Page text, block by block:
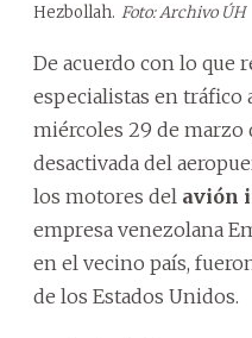
Hezbollah. Foto: Archivo ÚH
De acuerdo con lo que
especialistas en tráfico
miércoles 29 de marzo
desactivada del
los motores del avión
empresa venezolana
en el vecino país,
de los Estados Unidos.